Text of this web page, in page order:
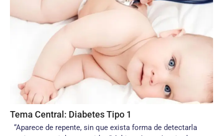
Tema Central: Diabetes Tipo 1
“Aparece de repente, sin que exista forma de detectarla